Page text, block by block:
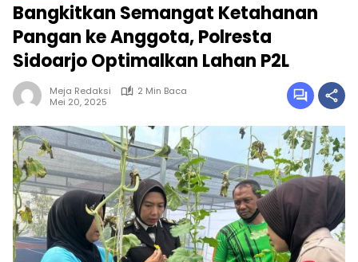
Bangkitkan Semangat Ketahanan
Pangan ke Anggota, Polresta
Sidoarjo Optimalkan Lahan P2L
Meja Redaksi
2 Min Baca
Mei 20, 2025